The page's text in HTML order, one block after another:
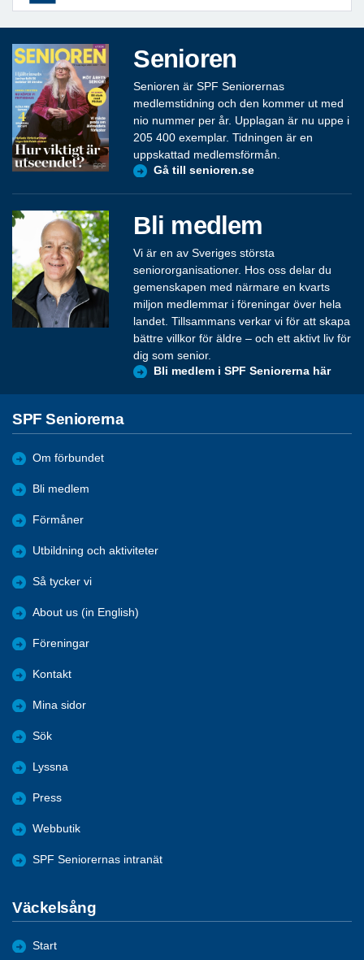
Senioren
Senioren är SPF Seniorernas
medlemstidning och den kommer ut med
nio nummer per år. Upplagan är nu uppe i
205 400 exemplar. Tidningen är en
uppskattad medlemsförmån.
Gå till senioren.se
Bli medlem
Vi är en av Sveriges största
seniororganisationer. Hos oss delar du
gemenskapen med närmare en kvarts
miljon medlemmar i föreningar över hela
landet. Tillsammans verkar vi för att skapa
bättre villkor för äldre – och ett aktivt liv för
dig som senior.
Bli medlem i SPF Seniorerna här
SPF Seniorerna
Om förbundet
Bli medlem
Förmåner
Utbildning och aktiviteter
Så tycker vi
About us (in English)
Föreningar
Kontakt
Mina sidor
Sök
Lyssna
Press
Webbutik
SPF Seniorernas intranät
Väckelsång
Start